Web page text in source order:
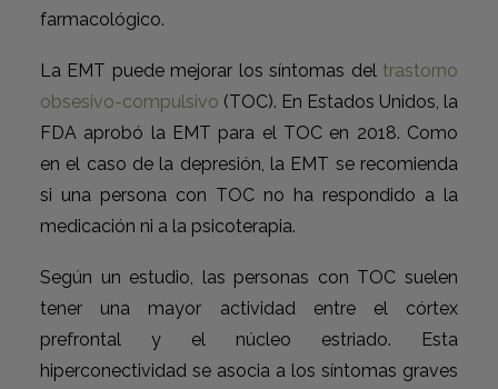
farmacológico.
La EMT puede mejorar los síntomas del trastorno
obsesivo-compulsivo (TOC). En Estados Unidos, la
FDA aprobó la EMT para el TOC en 2018. Como
en el caso de la depresión, la EMT se recomienda
si una persona con TOC no ha respondido a la
medicación ni a la psicoterapia.
Según un estudio, las personas con TOC suelen
tener una mayor actividad entre el córtex
prefrontal y el núcleo estriado. Esta
hiperconectividad se asocia a los síntomas graves